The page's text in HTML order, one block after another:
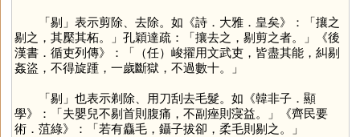
「剔 」表示剪除、去除。如《詩．大雅．皇矣》：「攘之
剔之，其檿其柘。」孔穎達疏：「攘去之，剔剪之者。」《後
漢書．循吏列傳》：「（任）峻擢用文武吏，皆盡其能，糾剔
姦盜，不得旋踵，一歲斷獄，不過數十。」
「剔 」也表示剃除、用刀刮去毛髮。如《韓非子．顯
學》：「夫嬰兒不剔首則腹痛，不副痤則寖益。」《齊民要
術．菹綠》：「若有麤毛，鑷子拔卻，柔毛則剔之。」